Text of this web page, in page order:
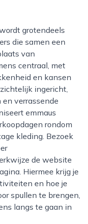
die samen een
van
centraal, met
en kansen
ingericht,
verrassende
emmaus
rondom
kleding. Bezoek
de website
Hiermee krijg je
en hoe je
spullen te brengen,
langs te gaan in